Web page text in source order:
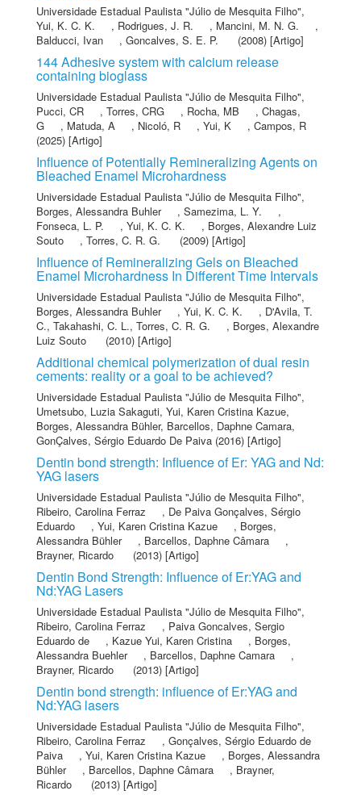
Universidade Estadual Paulista "Júlio de Mesquita Filho",
Yui, K. C. K.
, Rodrigues, J. R. , Mancini, M. N. G.
,
Balducci, Ivan
, Goncalves, S. E. P. (2008) [Artigo]
144 Adhesive system with calcium release
containing bioglass
Universidade Estadual Paulista "Júlio de Mesquita Filho",
Pucci, CR
, Torres, CRG , Rocha, MB , Chagas,
G
, Matuda, A , Nicoló, R , Yui, K , Campos, R
(2025) [Artigo]
Influence of Potentially Remineralizing Agents on
Bleached Enamel Microhardness
Universidade Estadual Paulista "Júlio de Mesquita Filho",
Borges, Alessandra Buhler
, Samezima, L. Y.
,
Fonseca, L. P.
, Yui, K. C. K. , Borges, Alexandre Luiz
Souto
, Torres, C. R. G. (2009) [Artigo]
Influence of Remineralizing Gels on Bleached
Enamel Microhardness In Different Time Intervals
Universidade Estadual Paulista "Júlio de Mesquita Filho",
Borges, Alessandra Buhler
, Yui, K. C. K. , D'Avila, T.
C., Takahashi, C. L., Torres, C. R. G. , Borges, Alexandre
Luiz Souto
(2010) [Artigo]
Additional chemical polymerization of dual resin
cements: reality or a goal to be achieved?
Universidade Estadual Paulista "Júlio de Mesquita Filho",
Umetsubo, Luzia Sakaguti, Yui, Karen Cristina Kazue,
Borges, Alessandra Bühler, Barcellos, Daphne Camara,
GonÇalves, Sérgio Eduardo De Paiva (2016) [Artigo]
Dentin bond strength: Influence of Er: YAG and Nd:
YAG lasers
Universidade Estadual Paulista "Júlio de Mesquita Filho",
Ribeiro, Carolina Ferraz
, De Paiva Gonçalves, Sérgio
Eduardo
, Yui, Karen Cristina Kazue , Borges,
Alessandra Bühler
, Barcellos, Daphne Câmara
,
Brayner, Ricardo
(2013) [Artigo]
Dentin Bond Strength: Influence of Er:YAG and
Nd:YAG Lasers
Universidade Estadual Paulista "Júlio de Mesquita Filho",
Ribeiro, Carolina Ferraz
, Paiva Goncalves, Sergio
Eduardo de
, Kazue Yui, Karen Cristina , Borges,
Alessandra Buehler
, Barcellos, Daphne Camara
,
Brayner, Ricardo
(2013) [Artigo]
Dentin bond strength: influence of Er:YAG and
Nd:YAG lasers
Universidade Estadual Paulista "Júlio de Mesquita Filho",
Ribeiro, Carolina Ferraz
, Gonçalves, Sérgio Eduardo de
Paiva
, Yui, Karen Cristina Kazue , Borges, Alessandra
Bühler
, Barcellos, Daphne Câmara , Brayner,
Ricardo
(2013) [Artigo]